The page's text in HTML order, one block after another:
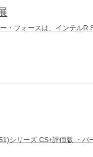
・フォースは、インテルR
シリーズ CS+評価版 ・